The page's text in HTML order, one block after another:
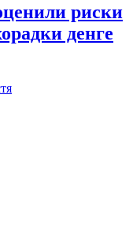
риски
денге